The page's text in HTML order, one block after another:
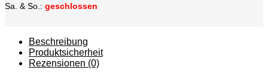
Sa. & So.: geschlossen
Beschreibung
Produktsicherheit
Rezensionen (0)